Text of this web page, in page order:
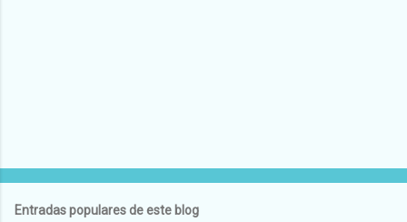
Entradas populares de este blog